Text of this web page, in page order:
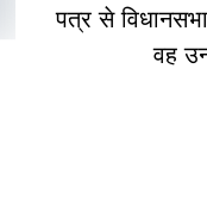
पत्र से
वह